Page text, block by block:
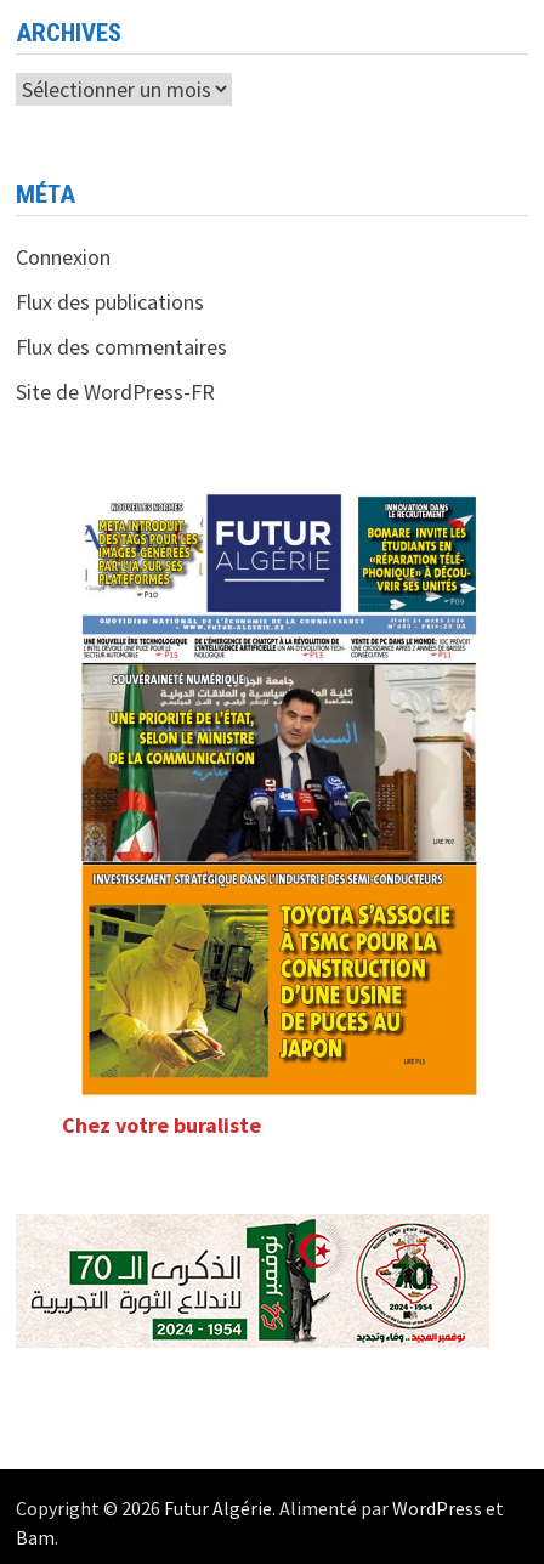
ET
DU
GÉNIE
MÉCANIQUE
ARCHIVES
Archives
MÉTA
Connexion
Flux des publications
Flux des commentaires
Site de WordPress-FR
Chez votre buraliste
Copyright © 2026 Futur Algérie. Alimenté parWordPress et
Bam.